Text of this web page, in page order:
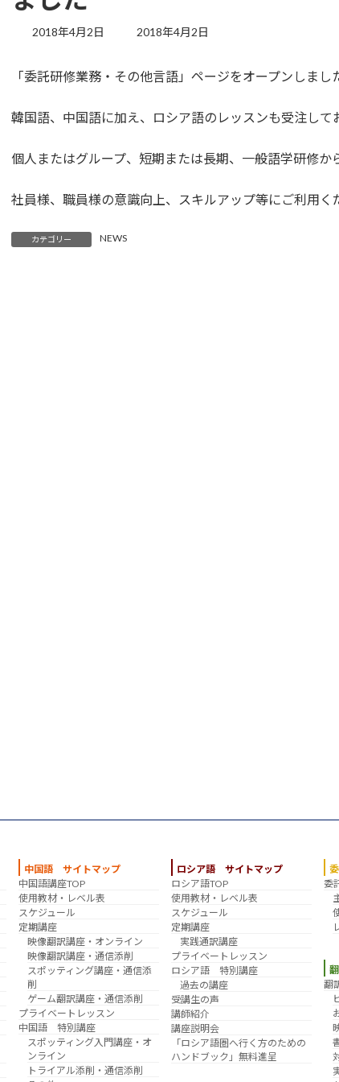
2018年4月2日
最
新
時
:
2018年4月2日
「委託研修業務・その他言語」ページをオープンしまし
韓国語、中国語に加え、ロシア語のレッスンも受注して
個人またはグループ、短期または長期、一般語学研修
社員様、職員様の意識向上、スキルアップ等にご利用く
カテゴリー NEWS
中国語 サイトマップ
中国語講座TOP
使用教材・レベル表
スケジュール
定期講座
映像翻訳講座・オンライン
映像翻訳講座・通信添削
スポッティング講座・通信添
削
ゲーム翻訳講座・通信添削
プライベートレッスン
中国語 特別講座
スポッティング入門講座・オ
ンライン
トライアル添削・通信添削
ロシア語 サイトマップ
ロシア語TOP
使用教材・レベル表
スケジュール
定期講座
実践通訳講座
プライベートレッスン
ロシア語 特別講座
過去の講座
受講生の声
講師紹介
講座説明会
「ロシア語圏へ行く方のための
ハンドブック」無料進呈
委
翻